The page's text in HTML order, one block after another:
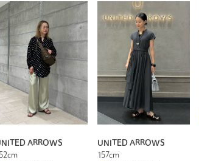
ARROWS
UNITED ARROWS
157cm